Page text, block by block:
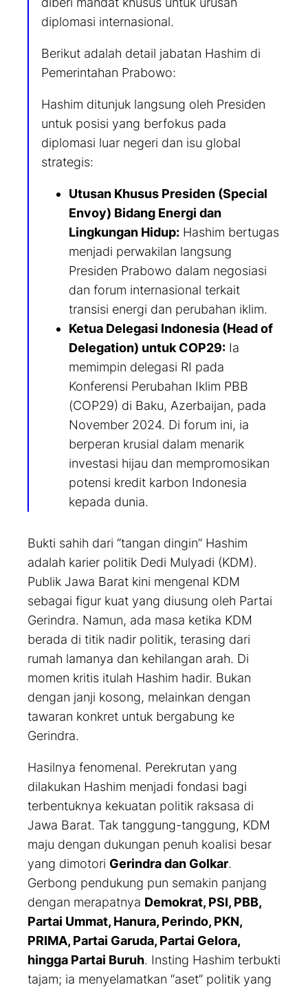
diplomasi internasional.
Berikut adalah detail jabatan Hashim di
Pemerintahan Prabowo:
Hashim ditunjuk langsung oleh Presiden
untuk posisi yang berfokus pada
diplomasi luar negeri dan isu global
strategis:
Utusan Khusus Presiden (Special
Envoy) Bidang Energi dan
Lingkungan Hidup: Hashim bertugas
menjadi perwakilan langsung
Presiden Prabowo dalam negosiasi
dan forum internasional terkait
transisi energi dan perubahan iklim.
Ketua Delegasi Indonesia (Head of
Delegation) untuk COP29: Ia
memimpin delegasi RI pada
Konferensi Perubahan Iklim PBB
(COP29) di Baku, Azerbaijan, pada
November 2024. Di forum ini, ia
berperan krusial dalam menarik
investasi hijau dan mempromosikan
potensi kredit karbon Indonesia
kepada dunia.
Bukti sahih dari “tangan dingin” Hashim
adalah karier politik Dedi Mulyadi (KDM).
Publik Jawa Barat kini mengenal KDM
sebagai figur kuat yang diusung oleh Partai
Gerindra. Namun, ada masa ketika KDM
berada di titik nadir politik, terasing dari
rumah lamanya dan kehilangan arah. Di
momen kritis itulah Hashim hadir. Bukan
dengan janji kosong, melainkan dengan
tawaran konkret untuk bergabung ke
Gerindra.
Hasilnya fenomenal. Perekrutan yang
dilakukan Hashim menjadi fondasi bagi
terbentuknya kekuatan politik raksasa di
Jawa Barat. Tak tanggung-tanggung, KDM
maju dengan dukungan penuh koalisi besar
yang dimotori Gerindra dan Golkar.
Gerbong pendukung pun semakin panjang
dengan merapatnya Demokrat, PSI, PBB,
Partai Ummat, Hanura, Perindo, PKN,
PRIMA, Partai Garuda, Partai Gelora,
hingga Partai Buruh. Insting Hashim terbukti
tajam; ia menyelamatkan “aset” politik yang